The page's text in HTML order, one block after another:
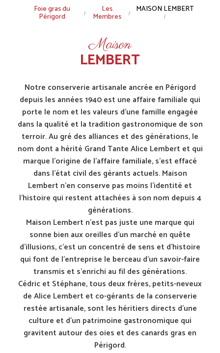
Fil
Foie gras du
Périgord
Les
Membres
MAISON LEMBERT
Maison
LEMBERT
Notre conserverie artisanale ancrée en Périgord
depuis les années 1940 est une affaire familiale qui
porte le nom et les valeurs d'une famille engagée
dans la qualité et la tradition gastronomique de son
terroir. Au gré des alliances et des générations, le
nom dont a hérité Grand Tante Alice Lembert et qui
marque l'origine de l'affaire familiale, s'est effacé
dans l'état civil des gérants actuels. Maison
Lembert n'en conserve pas moins l'identité et
l'histoire qui restent attachées à son nom depuis 4
générations.
Maison Lembert n'est pas juste une marque qui
sonne bien aux oreilles d'un marché en quête
d'illusions, c'est un concentré de sens et d'histoire
qui font de l'entreprise le berceau d'un savoir-faire
transmis et s'enrichi au fil des générations.
Cédric et Stéphane, tous deux frères, petits-neveux
de Alice Lembert et co-gérants de la conserverie
restée artisanale, sont les héritiers directs d'une
culture et d'un patrimoine gastronomique qui
gravitent autour des oies et des canards gras en
Périgord.